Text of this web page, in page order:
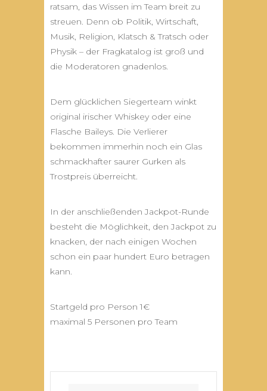
ratsam, das Wissen im Team breit zu
streuen. Denn ob Politik, Wirtschaft,
Musik, Religion, Klatsch & Tratsch oder
Physik – der Fragkatalog ist groß und
die Moderatoren gnadenlos.
Dem glücklichen Siegerteam winkt
original irischer Whiskey oder eine
Flasche Baileys. Die Verlierer
bekommen immerhin noch ein Glas
schmackhafter saurer Gurken als
Trostpreis überreicht.
In der anschließenden Jackpot-Runde
besteht die Möglichkeit, den Jackpot zu
knacken, der nach einigen Wochen
schon ein paar hundert Euro betragen
kann.
Startgeld pro Person 1€
maximal 5 Personen pro Team